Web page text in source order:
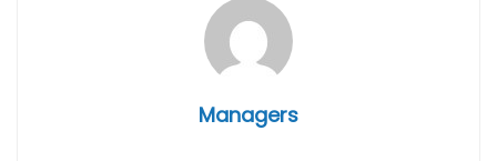
Managers